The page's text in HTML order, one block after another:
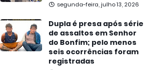
segunda-feira, julho 13, 2026
Dupla é presa após série
de assaltos em Senhor
do Bonfim; pelo menos
seis ocorrências foram
registradas